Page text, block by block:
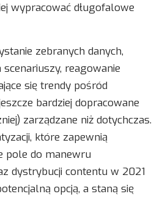
wypracować długofalowe
zebranych danych,
reagowanie
się trendy pośród
bardziej dopracowane
zarządzane niż dotychczas.
które zapewnią
pole do manewru
dystrybucji contentu w 2021
opcją, a staną się